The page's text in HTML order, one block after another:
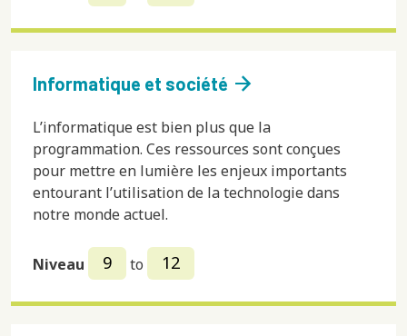
Informatique et société arrow_forward
L’informatique est bien plus que la
programmation. Ces ressources sont conçues
pour mettre en lumière les enjeux importants
entourant l’utilisation de la technologie dans
notre monde actuel.
Niveau 9 to 12